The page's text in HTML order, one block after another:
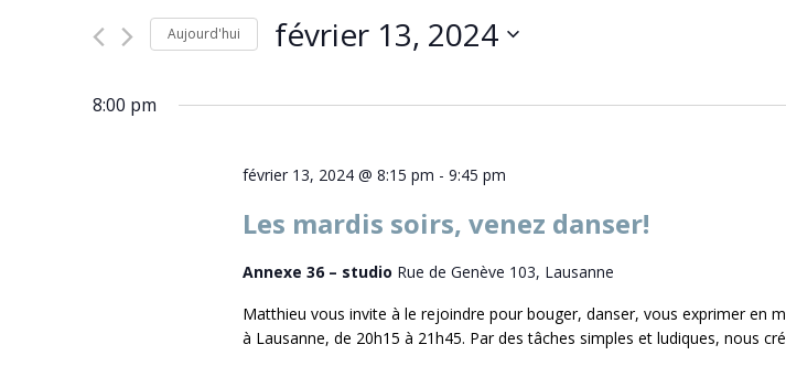
vues
Évènements
clé.
Aujourd'hui février 13, 2024
8:00 pm
février 13, 2024 @ 8:15 pm - 9:45 pm
Les mardis soirs, venez danser!
Annexe 36 – studio Rue de Genève 103, Lausanne
Matthieu vous invite à le rejoindre pour bouger, danser, vous exprimer en
à Lausanne, de 20h15 à 21h45. Par des tâches simples et ludiques, nous